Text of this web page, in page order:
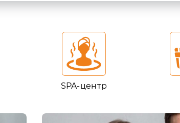
SPA-центр